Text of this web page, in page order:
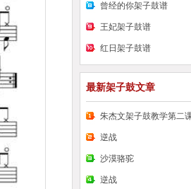
曾经的你架子鼓谱
王妃架子鼓谱
红日架子鼓谱
最新架子鼓文章
朱杰文架子鼓教学第二
么看认识鼓谱
逆战
沙漠骆驼
逆战